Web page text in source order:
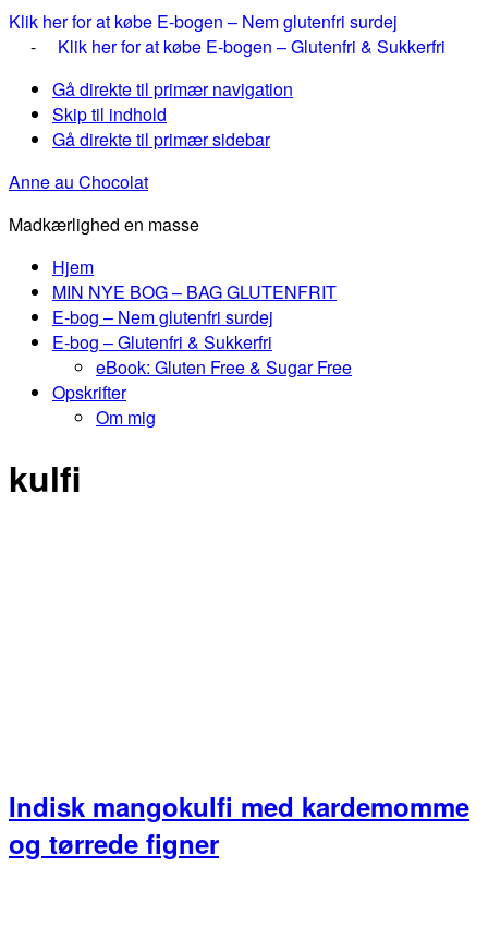
Klik her for at købe E-bogen – Nem glutenfri surdej
- Klik her for at købe E-bogen – Glutenfri & Sukkerfri
Gå direkte til primær navigation
Skip til indhold
Gå direkte til primær sidebar
Anne au Chocolat
Madkærlighed en masse
Hjem
MIN NYE BOG – BAG GLUTENFRIT
E-bog – Nem glutenfri surdej
E-bog – Glutenfri & Sukkerfri
eBook: Gluten Free & Sugar Free
Opskrifter
Om mig
kulfi
Indisk mangokulfi med kardemomme
og tørrede figner